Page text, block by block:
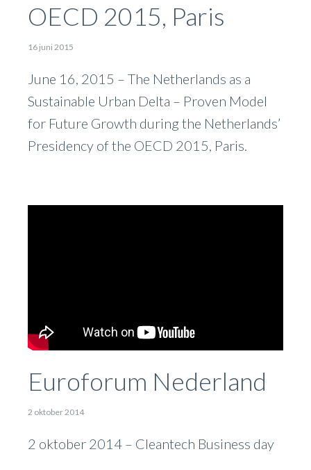
OECD 2015, Paris
16 juni 2015
June 16, 2015 – The Netherlands as a
Sustainable Urban Delta – Proven Model
for Future Growth during the Netherlands’
Presidency of the OECD 2015, Paris.
Euroforum Nederland
2 oktober 2014
2 oktober 2014 – Cleantech Business day